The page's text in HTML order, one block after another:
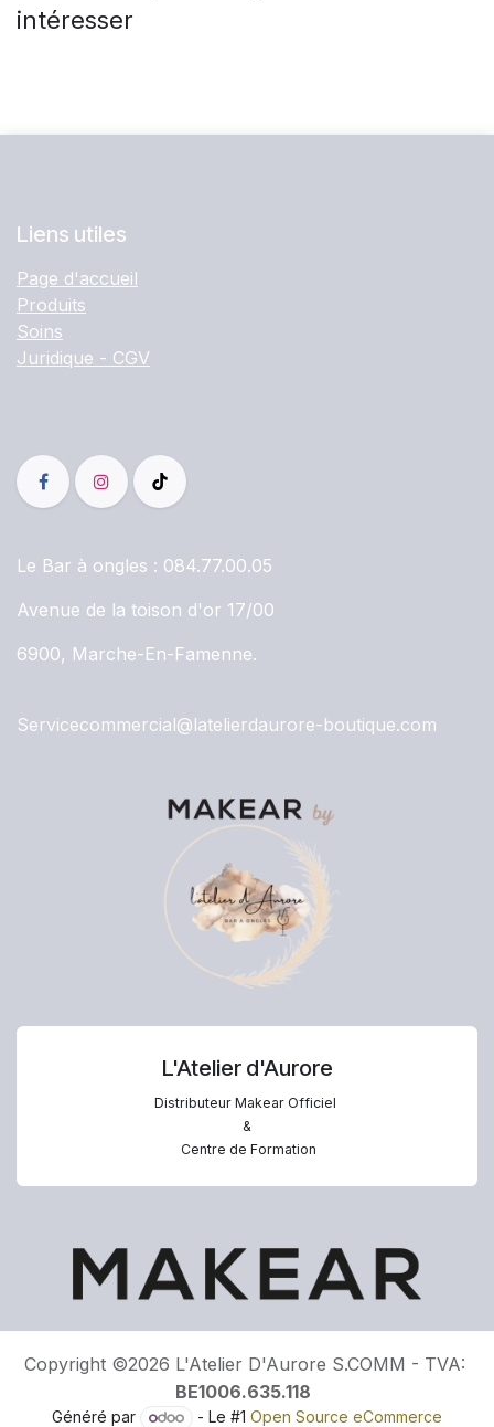
intéresser
Liens utiles
Page d'accueil
Produits
Soins
Juridique - CGV
Le Bar à ongles : 084.77.00.05
Avenue de la toison d'or 17/00
6900, Marche-En-Famenne.
Servicecommercial@latelierdaurore-boutique.com
L'Atelier d'Aurore
Distributeur Makear Officiel
&
Centre de Formation
Copyright ©2026 L'Atelier D'Aurore S.COMM - TVA:
BE1006.635.118
Généré par - Le #1Open Source eCommerce